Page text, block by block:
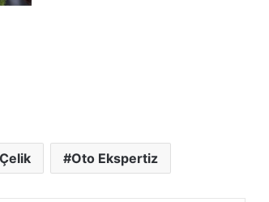
Oto Ekspertiz
Modellerinde
Sıfır
Faizli